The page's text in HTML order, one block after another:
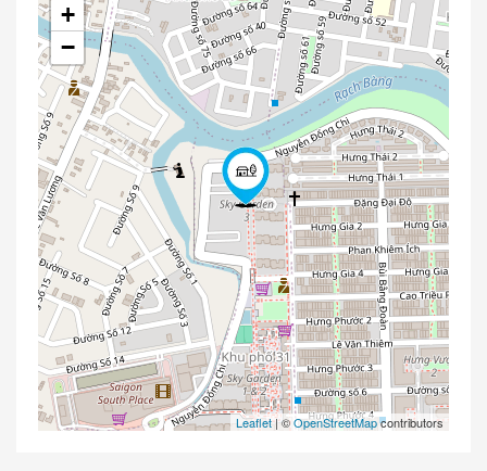
+
−
Leaflet| ©OpenStreetMapcontributors